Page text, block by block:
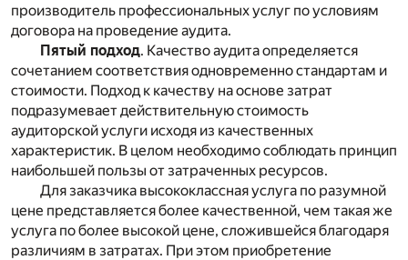
производитель профессиональных услуг по условиям
договора на проведение аудита.
Пятый подход. Качество аудита определяется
сочетанием соответствия одновременно стандартам и
стоимости. Подход к качеству на основе затрат
подразумевает действительную стоимость
аудиторской услуги исходя из качественных
характеристик. В целом необходимо соблюдать принцип
наибольшей пользы от затраченных ресурсов.
Для заказчика высококлассная услуга по разумной
цене представляется более качественной, чем такая же
услуга по более высокой цене, сложившейся благодаря
различиям в затратах. При этом приобретение